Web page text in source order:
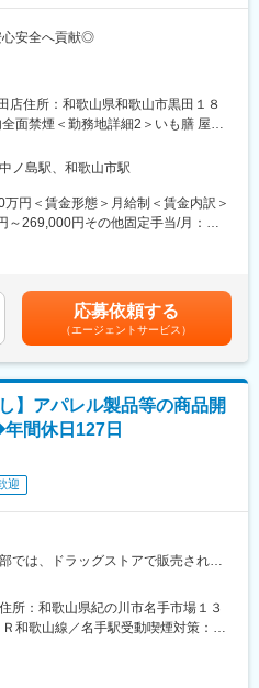
安全へ貢献◎
「いも膳」において複数店舗の運営
やスタッフ育成を行います。店長を
品質向上と目標達成をリードする役
、売上やコストの管理、スタッフ教
る重要なポジションです。
がります。自分の提案や指導が店舗
ながる達成感を得られる、やりがい
る為、実働8時間となるようシフト
そんな店づくりを目指しています。1
ナブルにご利用いただけるめし処
取り揃えたメニュー（約40種類）か
もらうカフェテリア方式で、魚や煮
店住所：和歌山県和歌山市黒田１８
面禁煙＜勤務地詳細2＞いも膳 屋形
屋形町４丁目３－２ 受動喫煙対策：
社の定める事業所
ノ島駅、和歌山市駅
円＜賃金形態＞月給制＜賃金内訳＞
～269,000円その他固定手当/月：
上下する可能性があります。月給(月
す。
応募依頼する
（エージェントサービス）
】アパレル製品等の商品開
間休日127日
迎
では、ドラッグストアで販売されて
開発」に携わっていただきます。ゆく
営業までご担当いただきます。
所：和歌山県紀の川市名手市場１３
和歌山線／名手駅受動喫煙対策：屋